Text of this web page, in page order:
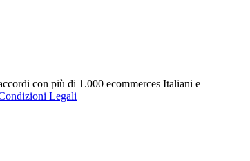
con più di 1.000 ecommerces Italiani e
Legali